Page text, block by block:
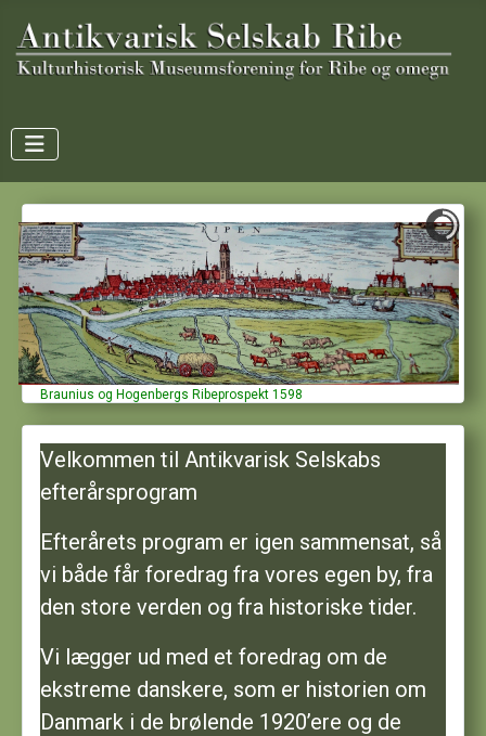
Braunius og Hogenbergs Ribeprospekt 1598
Velkommen til Antikvarisk Selskabs
efterårsprogram
Efterårets program er igen sammensat, så
vi både får foredrag fra vores egen by, fra
den store verden og fra historiske tider.
Vi lægger ud med et foredrag om de
ekstreme danskere, som er historien om
Danmark i de brølende 1920’ere og de